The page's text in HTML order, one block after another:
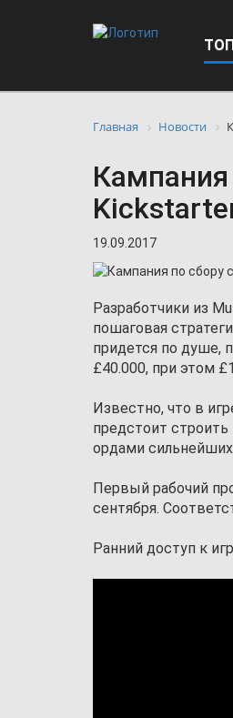
Главная Новости
Кампания
19.09.2017
Разработчики из
пошаговая
придется по душе,
£40.000, при этом
Известно, что в
предстоит
ордами
Первый рабочий
сентября.
Ранний доступ к